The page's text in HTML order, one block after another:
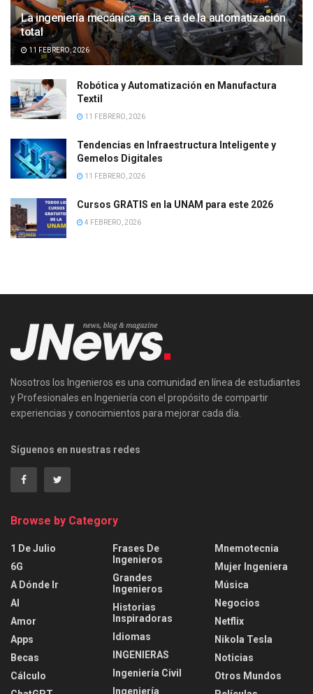
La ingeniería mecánica en la era de la automatización
total
11 FEBRERO, 2026
Robótica y Automatización en Manufactura
Textil
11 FEBRERO, 2026
Tendencias en Infraestructura Inteligente y
Gemelos Digitales
11 FEBRERO, 2026
Cursos GRATIS en la UNAM para este 2026
4 FEBRERO, 2026
Nosotros los Ingenieros es una comunidad en línea de estudiantes
y Profesionales en Ingeniería con el propósito de compartir
experiencias y conocimientos para mejorar cada día.
Síguenos en nuestras redes
Browse by Category
1 De Julio
6G
A Dónde Ir
AI
Amor
Apps
Becas
Cálculo
Frases De
Ingenieros
Grandes
Ingenieros
Historias
Inspiradoras
Idiomas
INGENIERAS
Ingeniería Civil
Ingeniería
Mnemotecnia
Mujer Ingeniera
Música
Negocios
Netflix
Nikola Tesla
Noticias
Otros Mundos